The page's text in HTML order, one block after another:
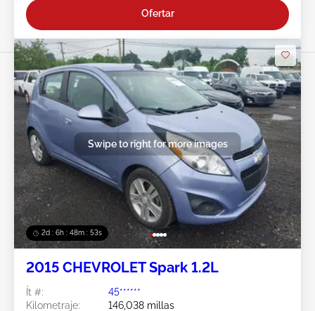
Ofertar
2d : 6h : 48m : 51s
Swipe to right for more images
2015 CHEVROLET Spark 1.2L
Ít #:
45******
Kilometraje:
146,038 millas